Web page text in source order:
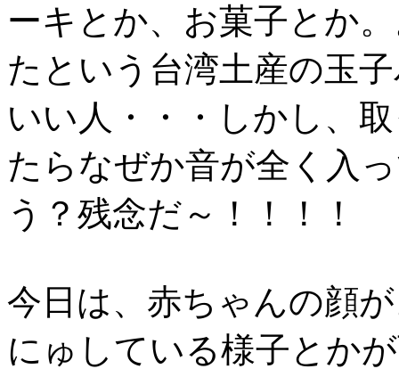
ーキとか、お菓子とか
たという台湾土産の玉
いい人・・・しかし、
たらなぜか音が全く入
う？残念だ～！！！！
今日は、赤ちゃんの顔
にゅしている様子とか